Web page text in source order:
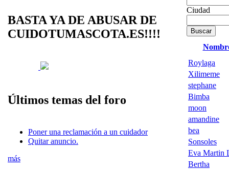
BASTA YA DE ABUSAR DE
CUIDOTUMASCOTA.ES!!!!
Últimos temas del foro
Poner una reclamación a un cuidador
Quitar anuncio.
más
Ciudad
Roylaga
Xilimeme
stephane
Bimba
moon
amandine
bea
Sonsoles
Eva Martin
Bertha